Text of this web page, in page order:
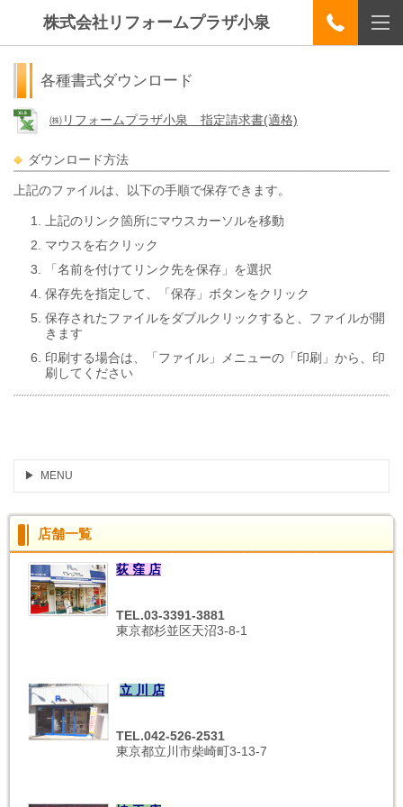
株式会社リフォームプラザ小泉
各種書式ダウンロード
㈱リフォームプラザ小泉 指定請求書(適格)
ダウンロード方法
上記のファイルは、以下の手順で保存できます。
上記のリンク箇所にマウスカーソルを移動
マウスを右クリック
「名前を付けてリンク先を保存」を選択
保存先を指定して、「保存」ボタンをクリック
保存されたファイルをダブルクリックすると、ファイルが開
きます
印刷する場合は、「ファイル」メニューの「印刷」から、印
刷してください
MENU
店舗一覧
荻 窪 店
TEL.03-3391-3881
東京都杉並区天沼3-8-1
立 川 店
TEL.042-526-2531
東京都立川市柴崎町3-13-7